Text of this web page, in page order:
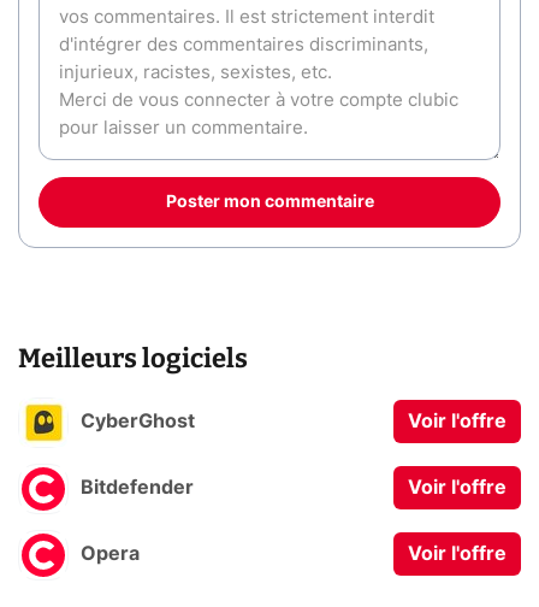
Poster mon commentaire
Meilleurs logiciels
CyberGhost Voir l'offre
Bitdefender Voir l'offre
Opera Voir l'offre